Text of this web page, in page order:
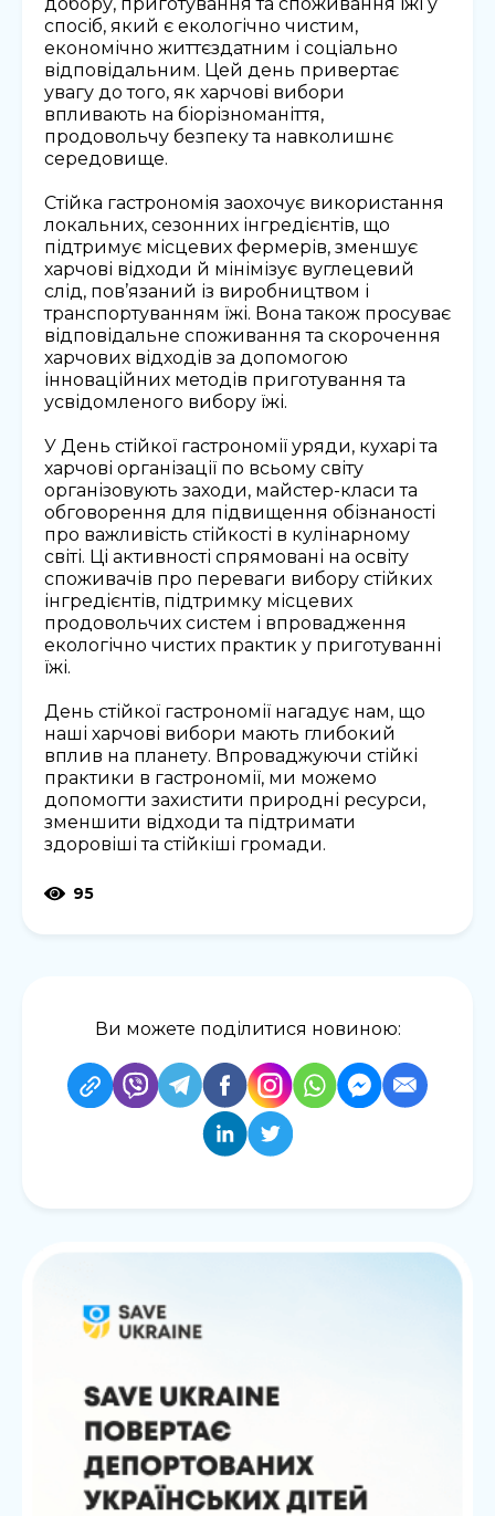
добору, приготування та споживання їжі у
спосіб, який є екологічно чистим,
економічно життєздатним і соціально
відповідальним. Цей день привертає
увагу до того, як харчові вибори
впливають на біорізноманіття,
продовольчу безпеку та навколишнє
середовище.
Стійка гастрономія заохочує використання
локальних, сезонних інгредієнтів, що
підтримує місцевих фермерів, зменшує
харчові відходи й мінімізує вуглецевий
слід, пов’язаний із виробництвом і
транспортуванням їжі. Вона також просуває
відповідальне споживання та скорочення
харчових відходів за допомогою
інноваційних методів приготування та
усвідомленого вибору їжі.
У День стійкої гастрономії уряди, кухарі та
харчові організації по всьому світу
організовують заходи, майстер-класи та
обговорення для підвищення обізнаності
про важливість стійкості в кулінарному
світі. Ці активності спрямовані на освіту
споживачів про переваги вибору стійких
інгредієнтів, підтримку місцевих
продовольчих систем і впровадження
екологічно чистих практик у приготуванні
їжі.
День стійкої гастрономії нагадує нам, що
наші харчові вибори мають глибокий
вплив на планету. Впроваджуючи стійкі
практики в гастрономії, ми можемо
допомогти захистити природні ресурси,
зменшити відходи та підтримати
здоровіші та стійкіші громади.
95
Ви можете поділитися новиною: